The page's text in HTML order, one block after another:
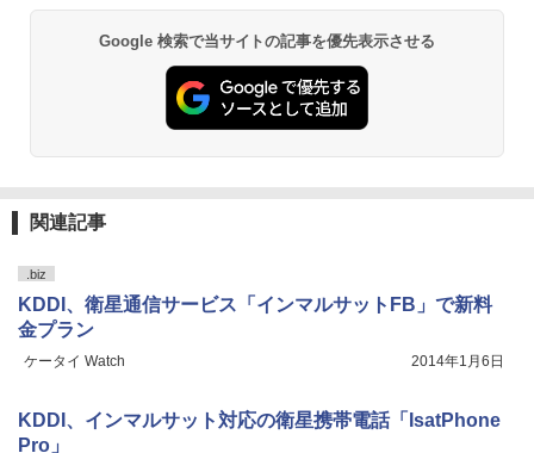
Google 検索で当サイトの記事を優先表示させる
関連記事
.biz
KDDI、衛星通信サービス「インマルサットFB」で新料
金プラン
ケータイ Watch 2014年1月6日
KDDI、インマルサット対応の衛星携帯電話「IsatPhone
Pro」